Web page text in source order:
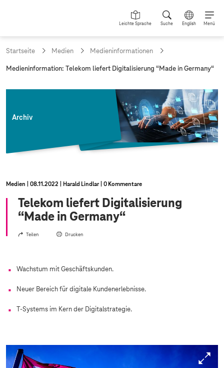
Leichte Sprache Suche English Menü
Startseite Medien Medieninformationen
a
:
Medieninformation: Telekom liefert Digitalisierung “Made in Germany“
Archiv
Medien 08.11.2022 Harald Lindlar 0 Kommentare
Telekom liefert Digitalisierung
“Made in Germany“
Teilen Drucken
Wachstum mit Geschäftskunden.
Neuer Bereich für digitale Kundenerlebnisse.
T-Systems im Kern der Digitalstrategie.